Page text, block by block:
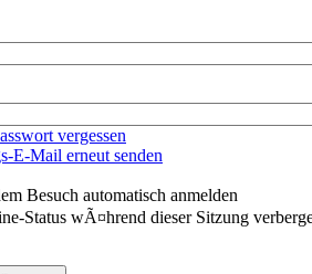
vergessen
E-Mail erneut senden
Besuch automatisch anmelden
Status wÃ¤hrend dieser Sitzung